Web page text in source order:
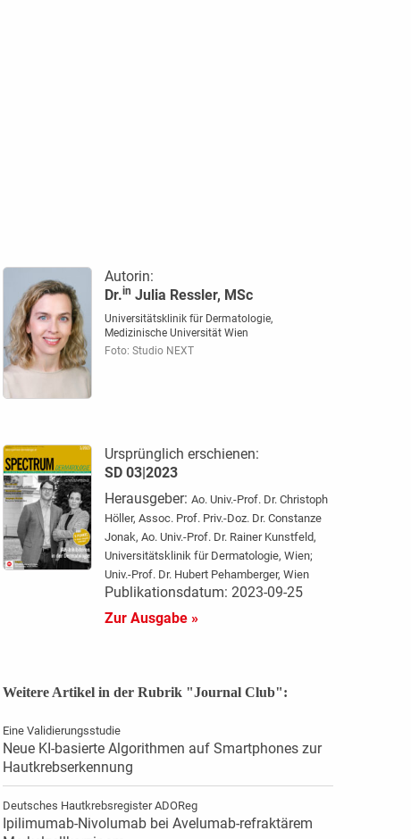
Autorin:
Dr.in Julia Ressler, MSc
Universitätsklinik für Dermatologie,
Medizinische Universität Wien
Foto: Studio NEXT
Ursprünglich erschienen:
SD 03|2023
Herausgeber: Ao. Univ.-Prof. Dr. Christoph
Höller, Assoc. Prof. Priv.-Doz. Dr. Constanze
Jonak, Ao. Univ.-Prof. Dr. Rainer Kunstfeld,
Universitätsklinik für Dermatologie, Wien;
Univ.-Prof. Dr. Hubert Pehamberger, Wien
Publikationsdatum: 2023-09-25
Zur Ausgabe »
Weitere Artikel in der Rubrik "Journal Club":
Eine Validierungsstudie
Neue KI-basierte Algorithmen auf Smartphones zur
Hautkrebserkennung
Deutsches Hautkrebsregister ADOReg
Ipilimumab-Nivolumab bei Avelumab-refraktärem